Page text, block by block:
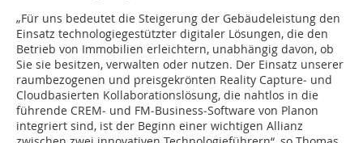
„Für uns bedeutet die Steigerung der Gebäudeleistung den
Einsatz technologiegestützter digitaler Lösungen, die den
Betrieb von Immobilien erleichtern, unabhängig davon, ob
Sie sie besitzen, verwalten oder nutzen. Der Einsatz unserer
raumbezogenen und preisgekrönten Reality Capture‐ und
Cloudbasierten Kollaborationslösung, die nahtlos in die
führende CREM‐ und FM‐Business‐Software von Planon
integriert sind, ist der Beginn einer wichtigen Allianz